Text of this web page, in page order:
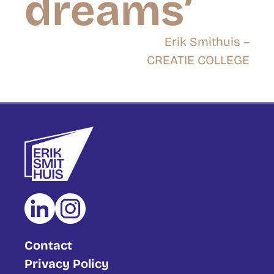
dreams’
Erik Smithuis –
CREATIE COLLEGE
Contact
Privacy Policy